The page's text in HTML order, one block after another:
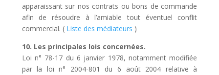
apparaissant sur nos contrats ou bons de commande
afin de résoudre à l’amiable tout éventuel conflit
commercial. ( Liste des médiateurs )
10. Les principales lois concernées.
Loi n° 78-17 du 6 janvier 1978, notamment modifiée
par la loi n° 2004-801 du 6 août 2004 relative à